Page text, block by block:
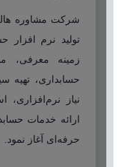
تولید نرم افزار
زمینه معرفی،
حسابداری، تهیه
نیاز
ارائه خدمات
حرفه‌ای آغاز نمود.